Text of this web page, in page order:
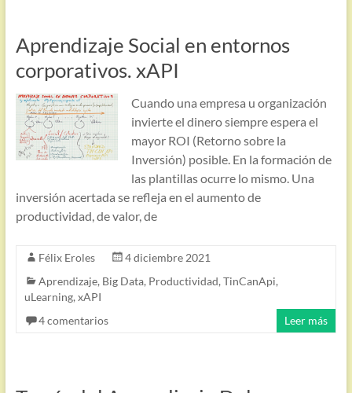
Aprendizaje Social en entornos
corporativos. xAPI
Cuando una empresa u organización
invierte el dinero siempre espera el
mayor ROI (Retorno sobre la
Inversión) posible. En la formación de
las plantillas ocurre lo mismo. Una
inversión acertada se refleja en el aumento de
productividad, de valor, de
Félix Eroles
4 diciembre 2021
Aprendizaje, Big Data, Productividad, TinCanApi,
uLearning, xAPI
4 comentarios
Leer más